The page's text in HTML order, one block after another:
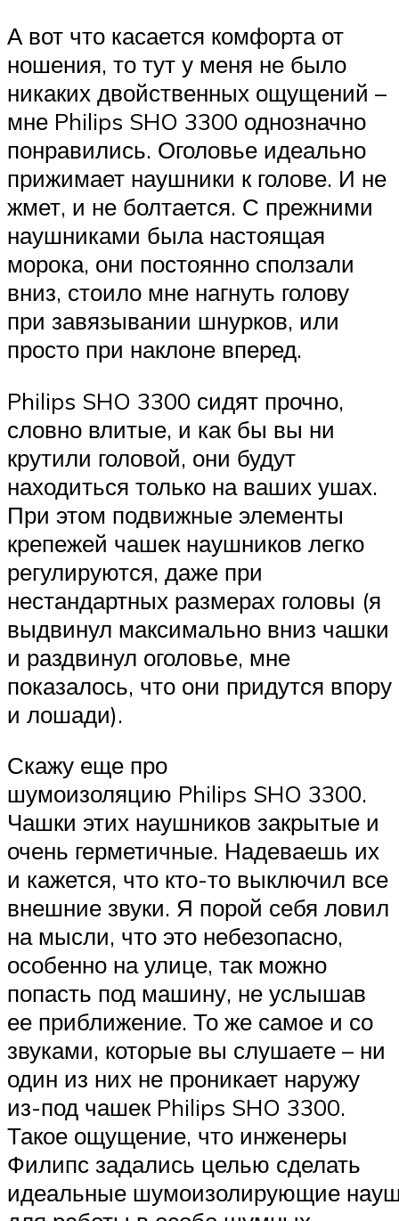
А вот что касается комфорта от
ношения, то тут у меня не было
никаких двойственных ощущений –
мне Philips SHO 3300 однозначно
понравились. Оголовье идеально
прижимает наушники к голове. И не
жмет, и не болтается. С прежними
наушниками была настоящая
морока, они постоянно сползали
вниз, стоило мне нагнуть голову
при завязывании шнурков, или
просто при наклоне вперед.
Philips SHO 3300 сидят прочно,
словно влитые, и как бы вы ни
крутили головой, они будут
находиться только на ваших ушах.
При этом подвижные элементы
крепежей чашек наушников легко
регулируются, даже при
нестандартных размерах головы (я
выдвинул максимально вниз чашки
и раздвинул оголовье, мне
показалось, что они придутся впору
и лошади).
Скажу еще про
шумоизоляцию Philips SHO 3300.
Чашки этих наушников закрытые и
очень герметичные. Надеваешь их
и кажется, что кто-то выключил все
внешние звуки. Я порой себя ловил
на мысли, что это небезопасно,
особенно на улице, так можно
попасть под машину, не услышав
ее приближение. То же самое и со
звуками, которые вы слушаете – ни
один из них не проникает наружу
из-под чашек Philips SHO 3300.
Такое ощущение, что инженеры
Филипс задались целью сделать
идеальные шумоизолирующие